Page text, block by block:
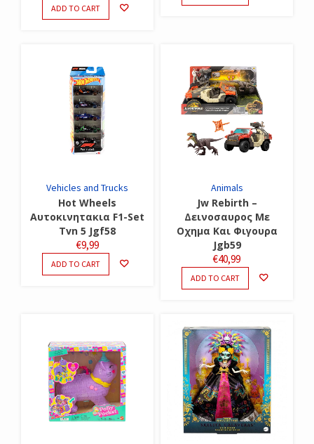
ADD TO CART
Vehicles and Trucks
Hot Wheels
Αυτοκινητακια F1-Set
Tvn 5 Jgf58
€9,99
ADD TO CART
Animals
Jw Rebirth –
Δεινοσαυρος Με
Οχημα Και Φιγουρα
Jgb59
€40,99
ADD TO CART